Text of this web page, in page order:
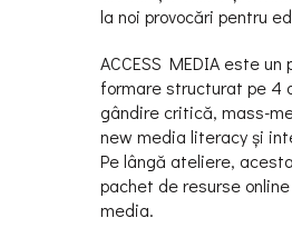
la noi provocări pentru
ACCESS MEDIA este un
formare structurat pe 4
gândire critică, mass-
new media literacy și
Pe lângă ateliere,
pachet de resurse
media.